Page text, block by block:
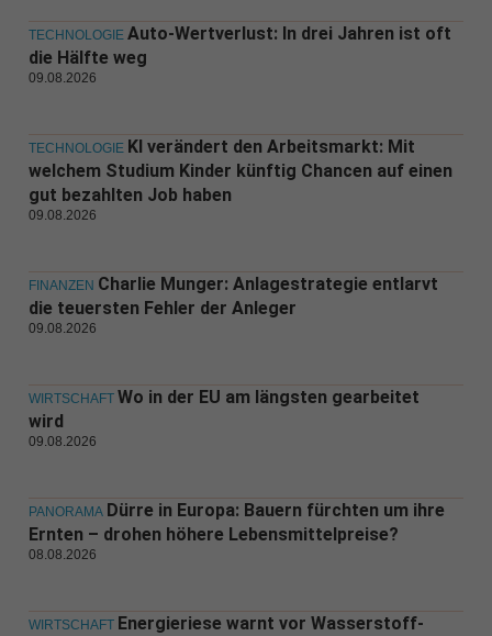
TECHNOLOGIE Auto-Wertverlust: In drei Jahren ist oft
die Hälfte weg
09.08.2026
TECHNOLOGIE KI verändert den Arbeitsmarkt: Mit
welchem Studium Kinder künftig Chancen auf einen
gut bezahlten Job haben
09.08.2026
FINANZEN Charlie Munger: Anlagestrategie entlarvt
die teuersten Fehler der Anleger
09.08.2026
WIRTSCHAFT Wo in der EU am längsten gearbeitet
wird
09.08.2026
PANORAMA Dürre in Europa: Bauern fürchten um ihre
Ernten – drohen höhere Lebensmittelpreise?
08.08.2026
WIRTSCHAFT Energieriese warnt vor Wasserstoff-